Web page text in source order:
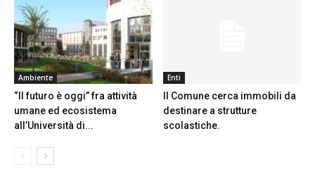
Ambiente
“Il futuro è oggi” fra attività
umane ed ecosistema
all’Università di...
Enti
Il Comune cerca immobili da
destinare a strutture
scolastiche.